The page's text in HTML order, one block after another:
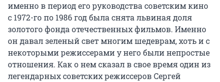
именно в период его руководства советским кино
с 1972-го по 1986 год была снята львиная доля
золотого фонда отечественных фильмов. Именно
он давал зеленый свет многим шедеврам, хоть и с
некоторыми режиссерами у него были непростые
отношения. Как о нем сказал в свое время один из
легендарных советских режиссеров Сергей